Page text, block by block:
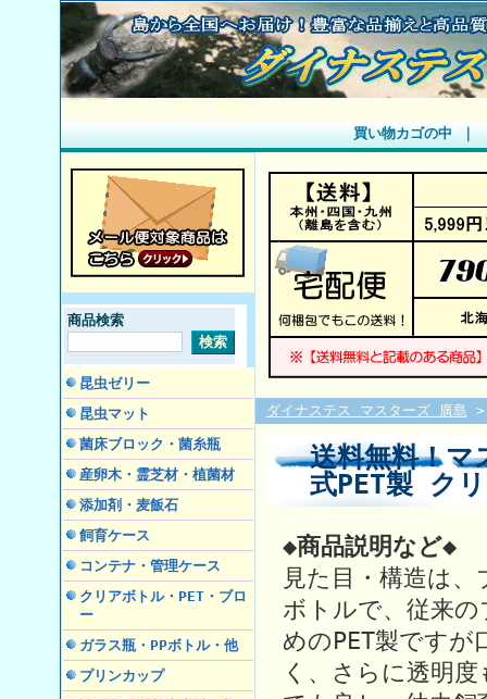
ダイナステス マスターズ 廣島
買い物カゴの中
商品検索
昆虫ゼリー
昆虫マット
菌床ブロック・菌糸瓶
産卵木・霊芝材・植菌材
添加剤・麦飯石
飼育ケース
コンテナ・管理ケース
クリアボトル・PET・ブロ
ー
ガラス瓶・PPボトル・他
プリンカップ
ダイナステス マスターズ 廣島
送料無料！
式PET製 ク
◆商品説明など◆
見た目・構造は
ボトルで、従来
めのPET製ですが
く、さらに透明